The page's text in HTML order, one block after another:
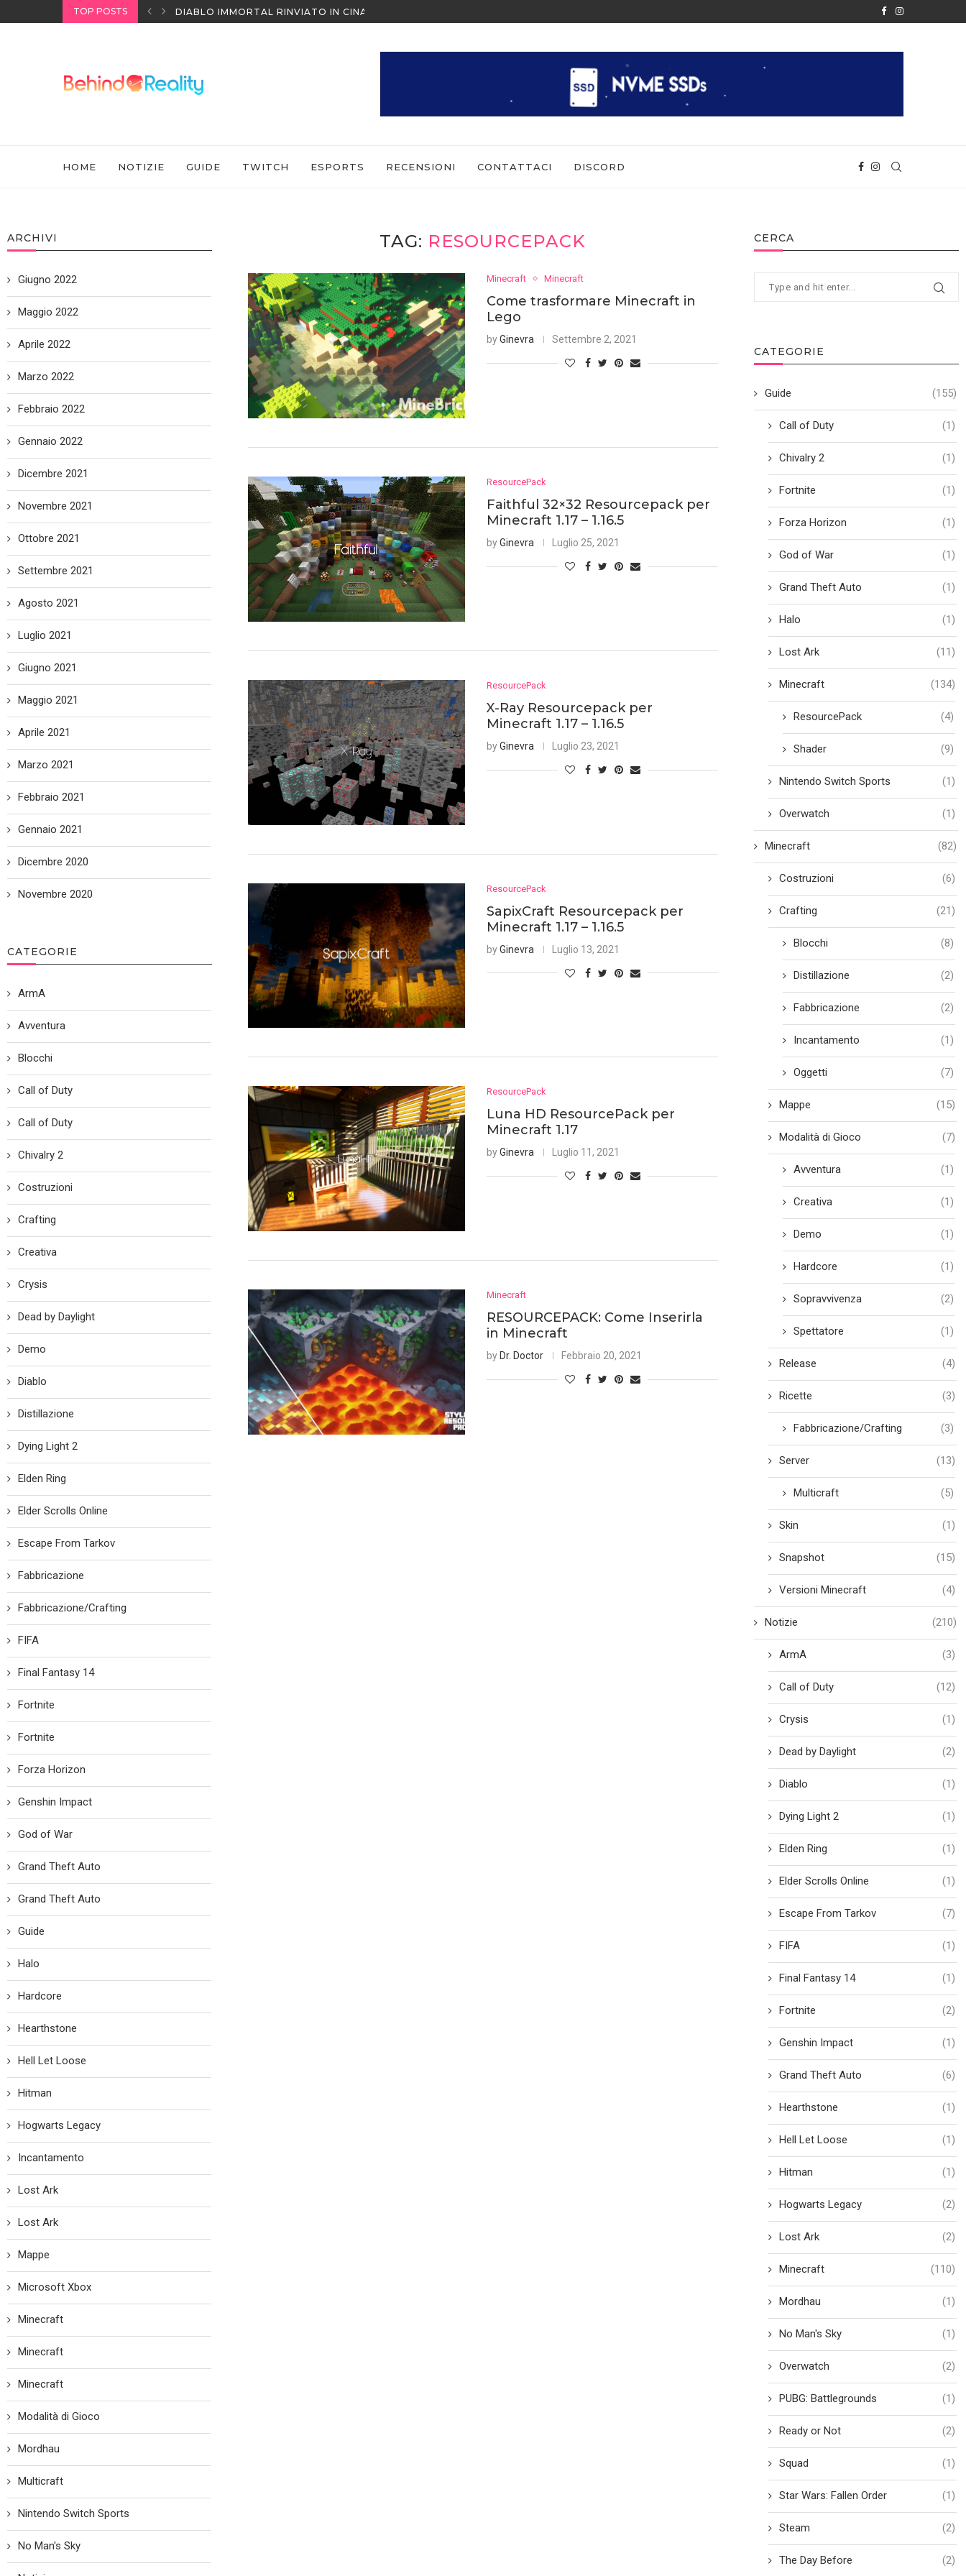
TOP POSTS NINTENDO SWITCH SPORTS: COME GIOCARE IN MULTIPLAYER APPLE RIVELA IL CHIP M2
HOME NOTIZIE GUIDE TWITCH ESPORTS RECENSIONI CONTATTACI DISCORD
TAG: RESOURCEPACK
Minecraft Minecraft
Come trasformare Minecraft in
Lego
byGinevra Settembre 2, 2021
ResourcePack
Faithful 32×32 Resourcepack per
Minecraft 1.17 – 1.16.5
byGinevra Luglio 25, 2021
ResourcePack
X-Ray Resourcepack per
Minecraft 1.17 – 1.16.5
byGinevra Luglio 23, 2021
ResourcePack
SapixCraft Resourcepack per
Minecraft 1.17 – 1.16.5
byGinevra Luglio 13, 2021
ResourcePack
Luna HD ResourcePack per
Minecraft 1.17
byGinevra Luglio 11, 2021
Minecraft
RESOURCEPACK: Come Inserirla
in Minecraft
by Dr. Doctor Febbraio 20, 2021
CERCA
CATEGORIE
Guide (155)
Call of Duty (1)
Chivalry 2 (1)
Fortnite (1)
Forza Horizon (1)
God of War (1)
Grand Theft Auto (1)
Halo (1)
Lost Ark (11)
Minecraft (134)
ResourcePack (4)
Shader (9)
Nintendo Switch Sports (1)
Overwatch (1)
Minecraft (82)
Costruzioni (6)
Crafting (21)
Blocchi (8)
Distillazione (2)
Fabbricazione (2)
Incantamento (1)
Oggetti (7)
Mappe (15)
Modalità di Gioco (7)
Avventura (1)
Creativa (1)
Demo (1)
Hardcore (1)
Sopravvivenza (2)
Spettatore (1)
Release (4)
Ricette (3)
Fabbricazione/Crafting (3)
Server (13)
Multicraft (5)
Skin (1)
Snapshot (15)
Versioni Minecraft (4)
Notizie (210)
ArmA (3)
Call of Duty (12)
Crysis (1)
Dead by Daylight (2)
Diablo (1)
Dying Light 2 (1)
Elden Ring (1)
Elder Scrolls Online (1)
Escape From Tarkov (7)
FIFA (1)
Final Fantasy 14 (1)
Fortnite (2)
Genshin Impact (1)
Grand Theft Auto (6)
Hearthstone (1)
Hell Let Loose (1)
Hitman (1)
Hogwarts Legacy (2)
Lost Ark (2)
Minecraft (110)
Mordhau (1)
No Man's Sky (1)
Overwatch (2)
PUBG: Battlegrounds (1)
Ready or Not (2)
Squad (1)
Star Wars: Fallen Order (1)
Steam (2)
The Day Before (2)
ARCHIVI
Giugno 2022
Maggio 2022
Aprile 2022
Marzo 2022
Febbraio 2022
Gennaio 2022
Dicembre 2021
Novembre 2021
Ottobre 2021
Settembre 2021
Agosto 2021
Luglio 2021
Giugno 2021
Maggio 2021
Aprile 2021
Marzo 2021
Febbraio 2021
Gennaio 2021
Dicembre 2020
Novembre 2020
CATEGORIE
ArmA
Avventura
Blocchi
Call of Duty
Call of Duty
Chivalry 2
Costruzioni
Crafting
Creativa
Crysis
Dead by Daylight
Demo
Diablo
Distillazione
Dying Light 2
Elden Ring
Elder Scrolls Online
Escape From Tarkov
Fabbricazione
Fabbricazione/Crafting
FIFA
Final Fantasy 14
Fortnite
Fortnite
Forza Horizon
Genshin Impact
God of War
Grand Theft Auto
Grand Theft Auto
Guide
Halo
Hardcore
Hearthstone
Hell Let Loose
Hitman
Hogwarts Legacy
Incantamento
Lost Ark
Lost Ark
Mappe
Microsoft Xbox
Minecraft
Minecraft
Minecraft
Modalità di Gioco
Mordhau
Multicraft
Nintendo Switch Sports
No Man's Sky